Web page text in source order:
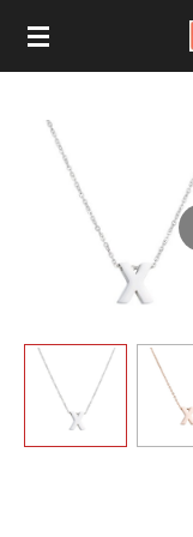
Ga
direct
hoofdinhoud